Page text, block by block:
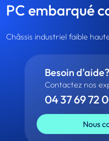
PC embarqué
Châssis industriel faible
Besoin d'aide?
Contactez nos
04 37 69 72
Nous